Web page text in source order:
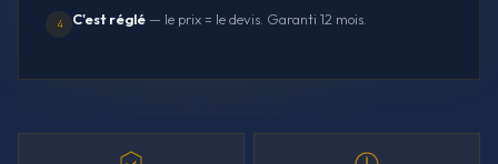
4 C'est réglé — le prix = le devis. Garanti 12 mois.